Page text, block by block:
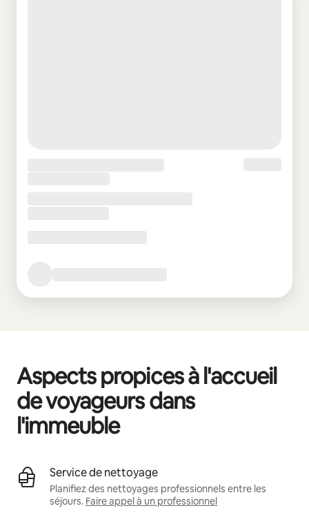
Aspects propices à l'accueil
de voyageurs dans
l'immeuble
Service de nettoyage
Planifiez des nettoyages professionnels entre les
séjours. Faire appel à un professionnel